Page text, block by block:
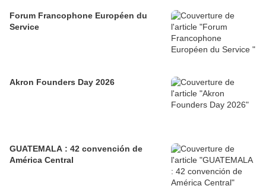
Forum Francophone Européen du
Service
Akron Founders Day 2026
GUATEMALA : 42 convención de
América Central